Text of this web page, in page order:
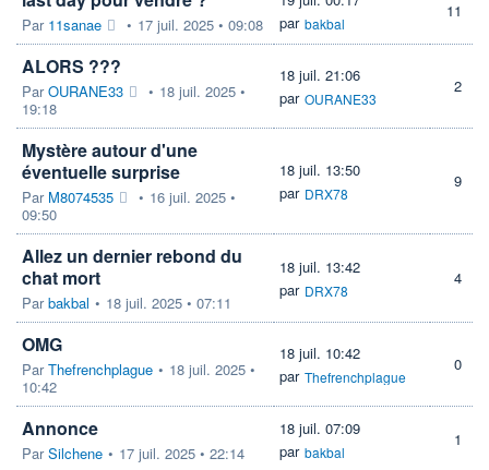
Par 11sanae • 17 juil. 2025 • 09:08
par bakbal
11
ALORS ???
ParOURANE33 • 18 juil. 2025 •
19:18
18 juil. 21:06
par OURANE33
2
Mystère autour d'une
éventuelle surprise
Par M8074535 • 16 juil. 2025 •
09:50
18 juil. 13:50
par DRX78
9
Allez un dernier rebond du
chat mort
Parbakbal • 18 juil. 2025 • 07:11
18 juil. 13:42
par DRX78
4
OMG
ParThefrenchplague • 18 juil. 2025 •
10:42
18 juil. 10:42
par Thefrenchplague
0
Annonce
ParSilchene • 17 juil. 2025 • 22:14
18 juil. 07:09
par bakbal
1